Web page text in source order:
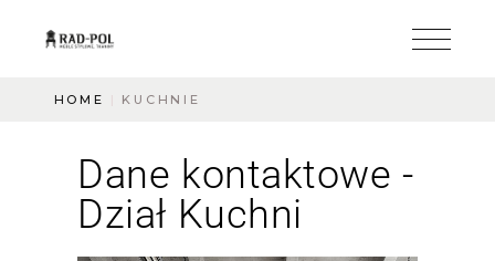
HOME KUCHNIE
Dane kontaktowe -
Dział Kuchni